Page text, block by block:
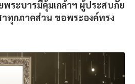
ระบารมีคุ้มเกล้าฯ ผู้ประสบภัย
ทุกภาคส่วน ขอพระองค์ทรง